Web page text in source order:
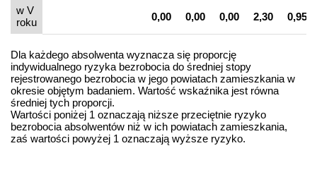
w V
roku
0,00 0,00 0,00 2,30 0,95
Dla każdego absolwenta wyznacza się proporcję
indywidualnego ryzyka bezrobocia do średniej stopy
rejestrowanego bezrobocia w jego powiatach zamieszkania w
okresie objętym badaniem. Wartość wskaźnika jest równa
średniej tych proporcji.
Wartości poniżej 1 oznaczają niższe przeciętnie ryzyko
bezrobocia absolwentów niż w ich powiatach zamieszkania,
zaś wartości powyżej 1 oznaczają wyższe ryzyko.